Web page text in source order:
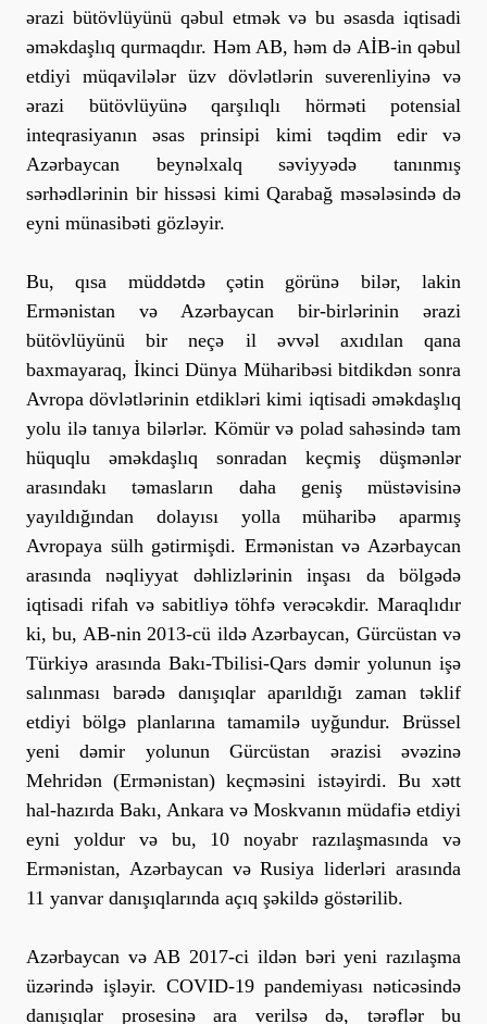
ərazi bütövlüyünü qəbul etmək və bu əsasda iqtisadi
əməkdaşlıq qurmaqdır. Həm AB, həm də AİB-in qəbul
etdiyi müqavilələr üzv dövlətlərin suverenliyinə və
ərazi bütövlüyünə qarşılıqlı hörməti potensial
inteqrasiyanın əsas prinsipi kimi təqdim edir və
Azərbaycan beynəlxalq səviyyədə tanınmış
sərhədlərinin bir hissəsi kimi Qarabağ məsələsində də
eyni münasibəti gözləyir.
Bu, qısa müddətdə çətin görünə bilər, lakin
Ermənistan və Azərbaycan bir-birlərinin ərazi
bütövlüyünü bir neçə il əvvəl axıdılan qana
baxmayaraq, İkinci Dünya Müharibəsi bitdikdən sonra
Avropa dövlətlərinin etdikləri kimi iqtisadi əməkdaşlıq
yolu ilə tanıya bilərlər. Kömür və polad sahəsində tam
hüquqlu əməkdaşlıq sonradan keçmiş düşmənlər
arasındakı təmasların daha geniş müstəvisinə
yayıldığından dolayısı yolla müharibə aparmış
Avropaya sülh gətirmişdi. Ermənistan və Azərbaycan
arasında nəqliyyat dəhlizlərinin inşası da bölgədə
iqtisadi rifah və sabitliyə töhfə verəcəkdir. Maraqlıdır
ki, bu, AB-nin 2013-cü ildə Azərbaycan, Gürcüstan və
Türkiyə arasında Bakı-Tbilisi-Qars dəmir yolunun işə
salınması barədə danışıqlar aparıldığı zaman təklif
etdiyi bölgə planlarına tamamilə uyğundur. Brüssel
yeni dəmir yolunun Gürcüstan ərazisi əvəzinə
Mehridən (Ermənistan) keçməsini istəyirdi. Bu xətt
hal-hazırda Bakı, Ankara və Moskvanın müdafiə etdiyi
eyni yoldur və bu, 10 noyabr razılaşmasında və
Ermənistan, Azərbaycan və Rusiya liderləri arasında
11 yanvar danışıqlarında açıq şəkildə göstərilib.
Azərbaycan və AB 2017-ci ildən bəri yeni razılaşma
üzərində işləyir. COVID-19 pandemiyası nəticəsində
danışıqlar prosesinə ara verilsə də, tərəflər bu